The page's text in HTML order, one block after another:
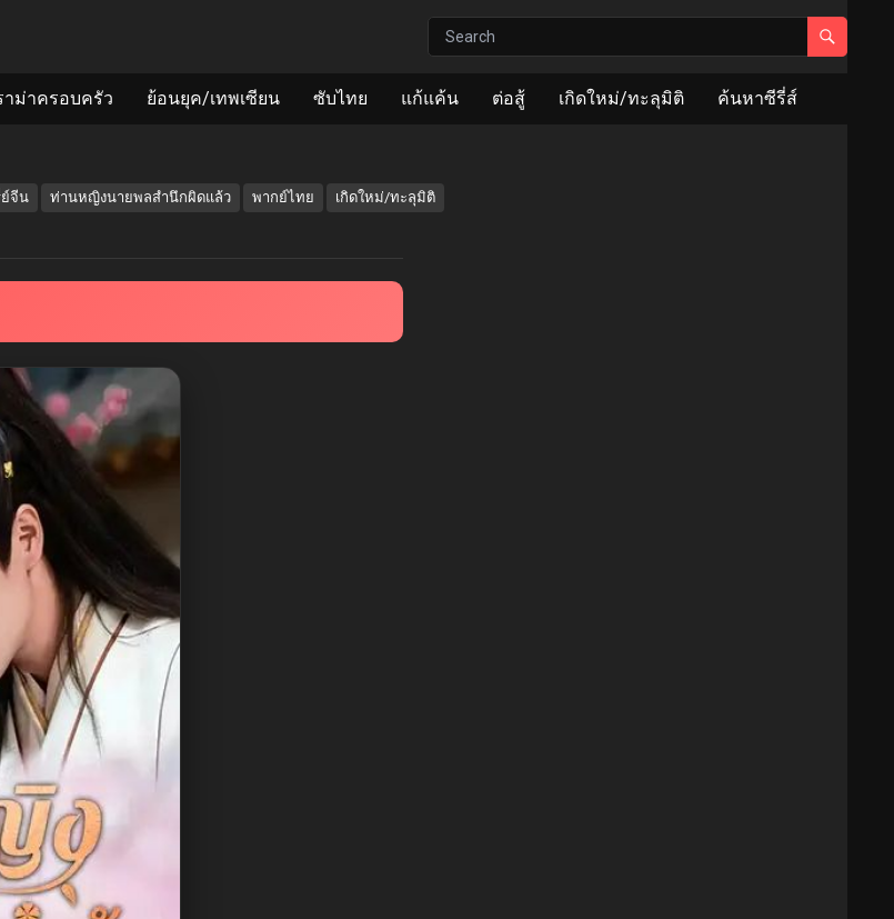
าม่าครอบครัว ย้อนยุค/เทพเซียน ซับไทย แก้แค้น ต่อสู้ เกิดใหม่/ทะลุมิติ ค้นหาซีรี่ส์
จีน ท่านหญิงนายพลสำนึกผิดแล้ว พากย์ไทย เกิดใหม่/ทะลุมิติ